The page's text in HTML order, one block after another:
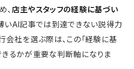
、 店主やスタッフの経験に基づい
いAI記事では到達できない説得力
会社を選ぶ際は、この「経験に基
きるかが重要な判断軸になりま